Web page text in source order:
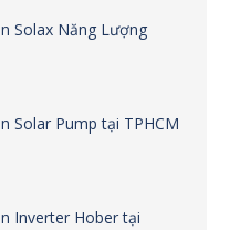
Solax Năng Lượng
Solar Pump tại TPHCM
Inverter Hober tại